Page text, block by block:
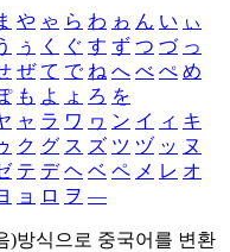
や ゃ ら わ ゎ ん い ぃ
ぅ く ぐ す ず つ づ っ
ぜ て で ね へ べ ぺ め
も よ ょ ろ を
ャ ラ ワ ヮ ン イ ィ キ
ク グ ス ズ ツ ヅ ッ ヌ
テ デ ヘ ベ ペ メ レ オ
ョ ロ ヲ ―
)방식으로 중국어를 변환